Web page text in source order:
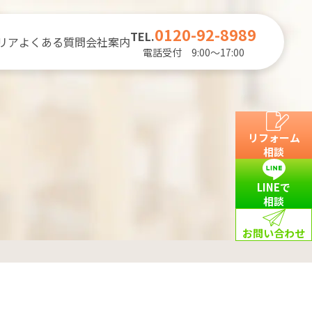
アよくある質問会社案内TEL.0120-92-8989
電話受付 9:00～17:00
リフォーム
相談
LINEで
相談
お問い合わせ